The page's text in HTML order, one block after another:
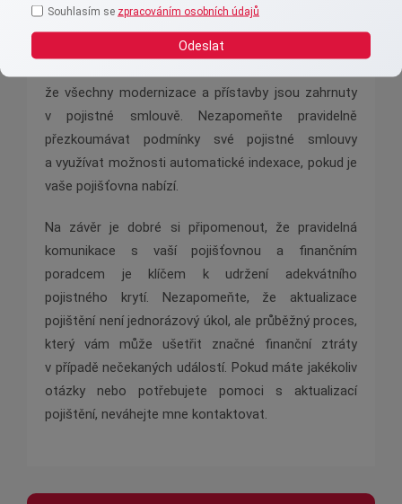
Aktualizujte své pojistné krytí alespoň jednou za dva
roky a zohledněte jakékoli změny na trhu
že všechny modernizace a přístavby jsou zahrnuty
v pojistné smlouvě. Nezapomeňte pravidelně
přezkoumávat podmínky své pojistné smlouvy
a využívat možnosti automatické indexace, pokud je
vaše pojišťovna nabízí.
Na závěr je dobré si připomenout, že pravidelná
komunikace s vaší pojišťovnou a finančním
poradcem je klíčem k udržení adekvátního
pojistného krytí. Nezapomeňte, že aktualizace
pojištění není jednorázový úkol, ale průběžný proces,
který vám může ušetřit značné finanční ztráty
v případě nečekaných událostí. Pokud máte jakékoliv
otázky nebo potřebujete pomoci s aktualizací
pojištění, neváhejte mne kontaktovat.
Souhlasím se zpracováním osobních údajů
Odeslat